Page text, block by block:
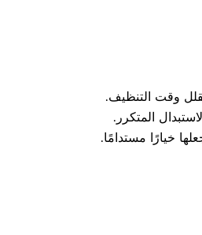
وقت التنظيف.
المتكرر.
خيارًا مستدامًا.